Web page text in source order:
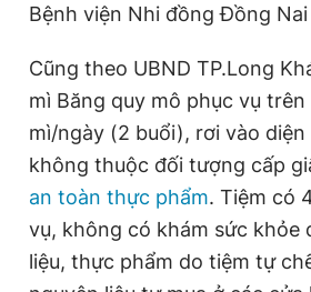
Bệnh viện Nhi đồng Đồng
Cũng theo UBND TP.Long
mì Băng quy mô phục vụ trên
mì/ngày (2 buổi), rơi vào
không thuộc đối tượng cấp
an toàn thực phẩm. Tiệm có
vụ, không có khám sức khỏe
liệu, thực phẩm do tiệm tự